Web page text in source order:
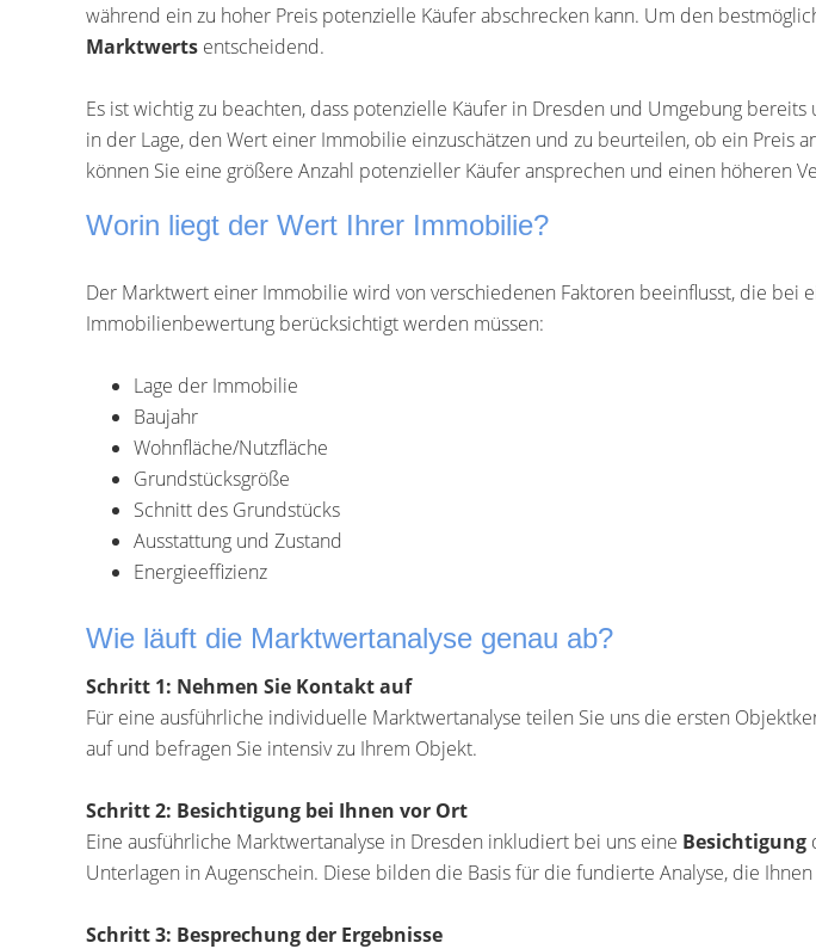
während ein zu hoher Preis potenzielle Käufer abschrecken kann. Um den
Marktwerts entscheidend.
Es ist wichtig zu beachten, dass potenzielle Käufer in Dresden und Umgebung
in der Lage, den Wert einer Immobilie einzuschätzen und zu beurteilen, ob ein Preis
können Sie eine größere Anzahl potenzieller Käufer ansprechen und einen höheren
Worin liegt der Wert Ihrer Immobilie?
Der Marktwert einer Immobilie wird von verschiedenen Faktoren beeinflusst, die bei
Immobilienbewertung berücksichtigt werden müssen:
Lage der Immobilie
Baujahr
Wohnfläche/Nutzfläche
Grundstücksgröße
Schnitt des Grundstücks
Ausstattung und Zustand
Energieeffizienz
Wie läuft die Marktwertanalyse genau ab?
Schritt 1: Nehmen Sie Kontakt auf
Für eine ausführliche individuelle Marktwertanalyse teilen Sie uns die ersten
auf und befragen Sie intensiv zu Ihrem Objekt.
Schritt 2: Besichtigung bei Ihnen vor Ort
Eine ausführliche Marktwertanalyse in Dresden inkludiert bei uns eine Besichtigung
Unterlagen in Augenschein. Diese bilden die Basis für die fundierte Analyse, die
Schritt 3: Besprechung der Ergebnisse